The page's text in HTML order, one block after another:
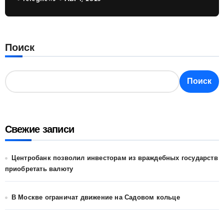
Поиск
Поиск
Свежие записи
Центробанк позволил инвесторам из враждебных государств
приобретать валюту
В Москве ограничат движение на Садовом кольце